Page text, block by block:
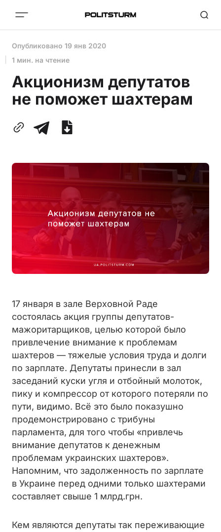
Опубликовано 19 янв 2020
1 мин. на чтение
Акционизм депутатов
не поможет шахтерам
17 января в зале Верховной Раде
состоялась акция группы депутатов-
мажоритарщиков, целью которой было
привлечение внимание к проблемам
шахтеров — тяжелые условия труда и долги
по зарплате. Депутаты принесли в зал
заседаний куски угля и отбойный молоток,
пику и компрессор от которого потеряли по
пути, видимо. Всё это было показушно
продемонстрировано с трибуны
парламента, для того чтобы «привлечь
внимание депутатов к денежным
проблемам украинских шахтеров».
Напомним, что задолженность по зарплате
в Украине перед одними только шахтерами
составляет свыше 1 млрд.грн.
Кем являются депутаты так переживающие